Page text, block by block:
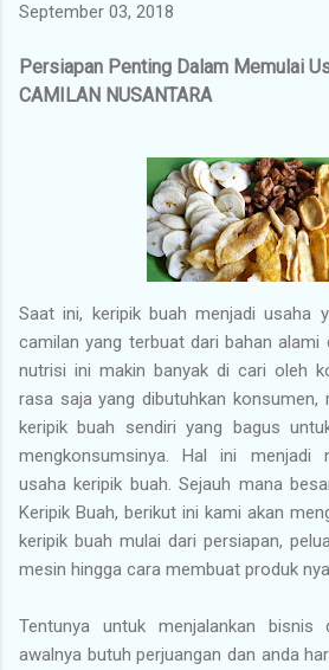
September 03, 2018
Persiapan Penting Dalam Memulai
CAMILAN NUSANTARA
Saat ini, keripik buah menjadi usaha
camilan yang terbuat dari bahan alami
nutrisi ini makin banyak di cari oleh
rasa saja yang dibutuhkan konsumen,
keripik buah sendiri yang bagus
mengkonsumsinya. Hal ini menjadi
usaha keripik buah. Sejauh mana
Keripik Buah, berikut ini kami akan
keripik buah mulai dari persiapan,
mesin hingga cara membuat produk nya.
Tentunya untuk menjalankan bisnis
awalnya butuh perjuangan dan anda